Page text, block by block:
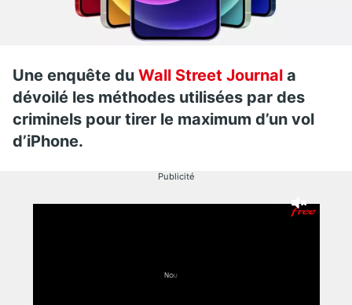
Une enquête du Wall Street Journal a
dévoilé les méthodes utilisées par des
criminels pour tirer le maximum d’un vol
d’iPhone.
Publicité